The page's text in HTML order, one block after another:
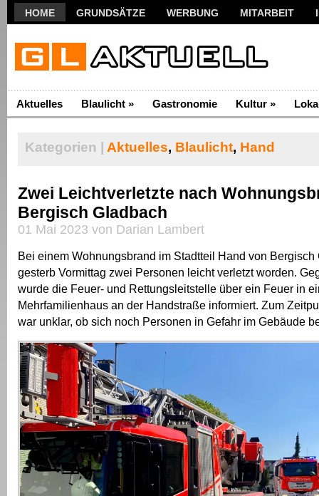
HOME GRUNDSÄTZE WERBUNG MITARBEIT
Aktuelles Blaulicht » Gastronomie Kultur »
Kategorien | Aktuelles, Blaulicht, Hand
Zwei Leichtverletzte nach
Bergisch Gladbach
01 Mai 2023 von Darian Lambert
Bei einem Wohnungsbrand im Stadtteil Hand von Bergisch
gesterb Vormittag zwei Personen leicht verletzt worden.
wurde die Feuer- und Rettungsleitstelle über ein Feuer in
Mehrfamilienhaus an der Handstraße informiert. Zum
war unklar, ob sich noch Personen in Gefahr im Gebäude